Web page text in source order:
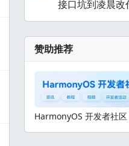
接口坑到凌晨改
赞助推荐
HarmonyOS 开发者社区